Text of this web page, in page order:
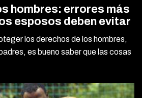
hombres: errores más
esposos deben evitar
los derechos de los hombres,
es bueno saber que las cosas